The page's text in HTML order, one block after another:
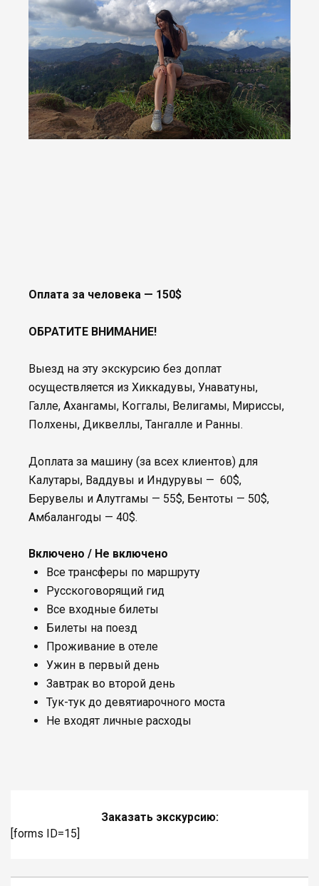
Оплата за человека — 150$
ОБРАТИТЕ ВНИМАНИЕ!
Выезд на эту экскурсию без доплат
осуществляется из Хиккадувы, Унаватуны,
Галле, Ахангамы, Коггалы, Велигамы, Мириссы,
Полхены, Диквеллы, Тангалле и Ранны.
Доплата за машину (за всех клиентов) для
Калутары, Ваддувы и Индурувы — 60$,
Берувелы и Алутгамы — 55$, Бентоты — 50$,
Амбалангоды — 40$.
Включено / Не включено
Все трансферы по маршруту
Русскоговорящий гид
Все входные билеты
Билеты на поезд
Проживание в отеле
Ужин в первый день
Завтрак во второй день
Тук-тук до девятиарочного моста
Не входят личные расходы
Заказать экскурсию:
[forms ID=15]